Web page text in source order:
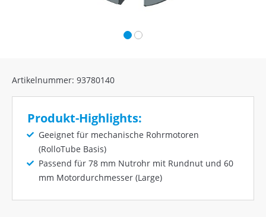
Artikelnummer: 93780140
Produkt-Highlights:
Geeignet für mechanische Rohrmotoren
(RolloTube Basis)
Passend für 78 mm Nutrohr mit Rundnut und 60
mm Motordurchmesser (Large)